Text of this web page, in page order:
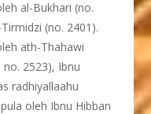
al-Bukhari (no.
(no. 2401).
ath-Thahawi
2523), Ibnu
radhiyallaahu
oleh Ibnu Hibban